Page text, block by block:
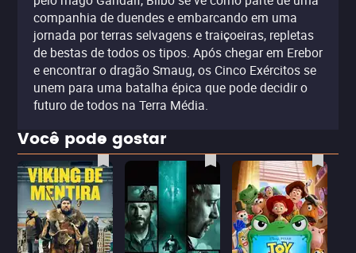
companhia de duendes e embarcando em uma
jornada por terras selvagens e traiçoeiras, repletas
de bestas de todos os tipos. Após chegar em Erebor
e encontrar o dragão Smaug, os Cinco Exércitos se
unem para uma batalha épica que pode decidir o
futuro de todos na Terra Média.
Você pode gostar